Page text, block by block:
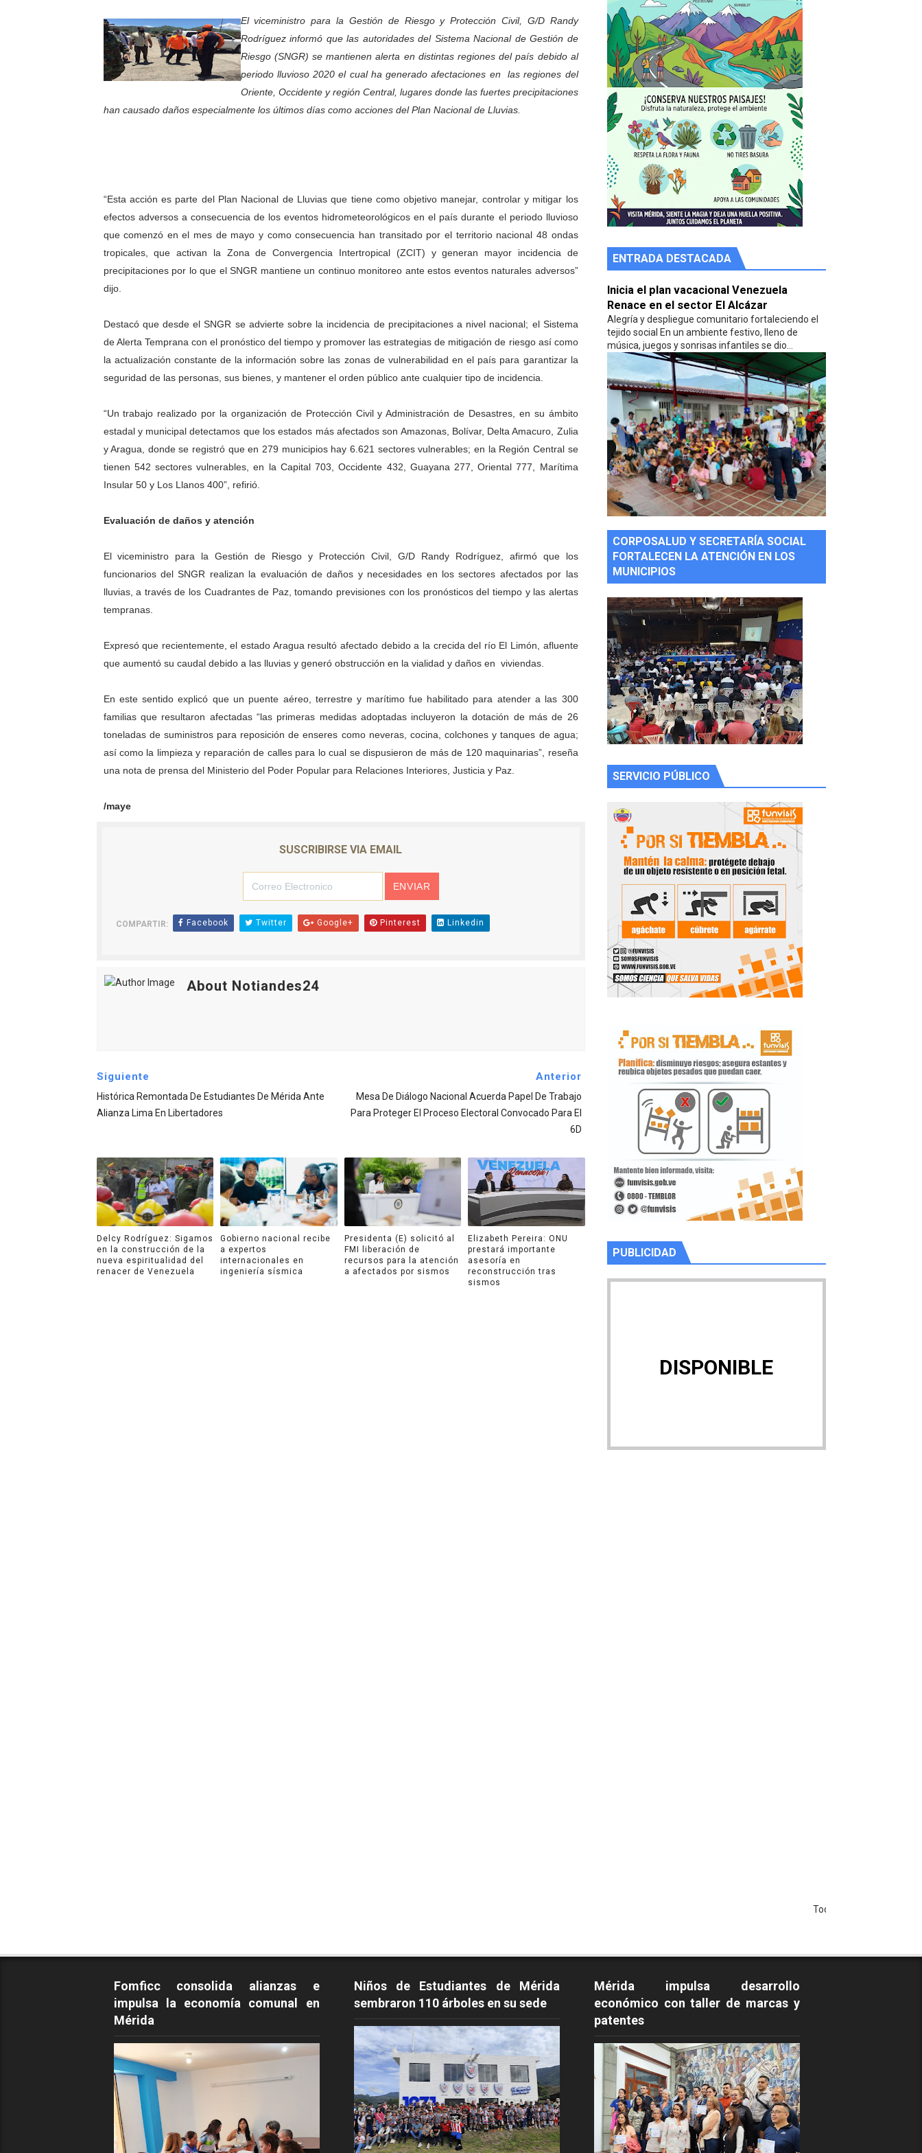
Fundacite Mérida dicta taller gratuito de electrónica básica para jóvenes
INN-Mérida celebró el Lacto grado para promover el inicio de una vida saludable
Impulsan plan estratégico de seguridad ciudadana 2027-2029 en los 23 municipios
Mérida impulsa desarrollo económico con taller de marcas y patentes
Corposalud y Secretaría Social fortalecen la atención en los municipios
Inicia el plan vacacional Venezuela Renace en el sector El Alcázar
Entregan planta eléctrica para fortalecer la atención sanitaria en Ejido
Expertos inspeccionan espacios del OAN para la instalación del detector Cherenkov de agua
Dictan MasterClass en el marco del Encuentro LAGO Venezuela, edición Mérida
Campo Elías avanza con plan de asfaltado
Encuentro estadal fortalece la coordinación de políticas sociales en Mérida
Gobernador Arnaldo Sánchez apadrina a más de 993 nuevos bachilleres de Mérida
Plan Quirúrgico Regional llega a Pueblo Llano con la activación de dos quirófanos
El viceministro para la Gestión de Riesgo y Protección Civil, G/D Randy
Rodríguez informó que las autoridades del Sistema Nacional de Gestión de
Riesgo (SNGR) se mantienen alerta en distintas regiones del país debido al
periodo lluvioso 2020 el cual ha generado afectaciones en las regiones del
Oriente, Occidente y región Central, lugares donde las fuertes precipitaciones
han causado daños especialmente los últimos días como acciones del Plan Nacional de Lluvias.
“Esta acción es parte del Plan Nacional de Lluvias que tiene como objetivo manejar, controlar y mitigar los
efectos adversos a consecuencia de los eventos hidrometeorológicos en el país durante el periodo lluvioso
que comenzó en el mes de mayo y como consecuencia han transitado por el territorio nacional 48 ondas
tropicales, que activan la Zona de Convergencia Intertropical (ZCIT) y generan mayor incidencia de
precipitaciones por lo que el SNGR mantiene un continuo monitoreo ante estos eventos naturales adversos”
dijo.
Destacó que desde el SNGR se advierte sobre la incidencia de precipitaciones a nivel nacional; el Sistema
de Alerta Temprana con el pronóstico del tiempo y promover las estrategias de mitigación de riesgo así como
la actualización constante de la información sobre las zonas de vulnerabilidad en el país para garantizar la
seguridad de las personas, sus bienes, y mantener el orden público ante cualquier tipo de incidencia.
“Un trabajo realizado por la organización de Protección Civil y Administración de Desastres, en su ámbito
estadal y municipal detectamos que los estados más afectados son Amazonas, Bolívar, Delta Amacuro, Zulia
y Aragua, donde se registró que en 279 municipios hay 6.621 sectores vulnerables; en la Región Central se
tienen 542 sectores vulnerables, en la Capital 703, Occidente 432, Guayana 277, Oriental 777, Marítima
Insular 50 y Los Llanos 400”, refirió.
Evaluación de daños y atención
El viceministro para la Gestión de Riesgo y Protección Civil, G/D Randy Rodríguez, afirmó que los
funcionarios del SNGR realizan la evaluación de daños y necesidades en los sectores afectados por las
lluvias, a través de los Cuadrantes de Paz, tomando previsiones con los pronósticos del tiempo y las alertas
tempranas.
Expresó que recientemente, el estado Aragua resultó afectado debido a la crecida del río El Limón, afluente
que aumentó su caudal debido a las lluvias y generó obstrucción en la vialidad y daños en viviendas.
En este sentido explicó que un puente aéreo, terrestre y marítimo fue habilitado para atender a las 300
familias que resultaron afectadas “las primeras medidas adoptadas incluyeron la dotación de más de 26
toneladas de suministros para reposición de enseres como neveras, cocina, colchones y tanques de agua;
así como la limpieza y reparación de calles para lo cual se dispusieron de más de 120 maquinarias”, reseña
una nota de prensa del Ministerio del Poder Popular para Relaciones Interiores, Justicia y Paz.
/maye
SUSCRIBIRSE VIA EMAIL
COMPARTIR: Facebook Twitter Google+ Pinterest Linkedin
About Notiandes24
Siguiente
Histórica Remontada De Estudiantes De Mérida Ante
Alianza Lima En Libertadores
Anterior
Mesa De Diálogo Nacional Acuerda Papel De Trabajo
Para Proteger El Proceso Electoral Convocado Para El
6D
Delcy Rodríguez: Sigamos
en la construcción de la
nueva espiritualidad del
renacer de Venezuela
Gobierno nacional recibe
a expertos
internacionales en
ingeniería sísmica
Presidenta (E) solicitó al
FMI liberación de
recursos para la atención
a afectados por sismos
Elizabeth Pereira: ONU
prestará importante
asesoría en
reconstrucción tras
sismos
ENTRADA DESTACADA
Inicia el plan vacacional Venezuela
Renace en el sector El Alcázar
Alegría y despliegue comunitario fortaleciendo el
tejido social En un ambiente festivo, lleno de
música, juegos y sonrisas infantiles se dio...
CORPOSALUD Y SECRETARÍA SOCIAL
FORTALECEN LA ATENCIÓN EN LOS
MUNICIPIOS
SERVICIO PÚBLICO
PUBLICIDAD
DISPONIBLE
Todos los Derechos
Fomficc consolida alianzas e
impulsa la economía comunal en
Mérida
Niños de Estudiantes de Mérida
sembraron 110 árboles en su sede
Mérida impulsa desarrollo
económico con taller de marcas y
patentes